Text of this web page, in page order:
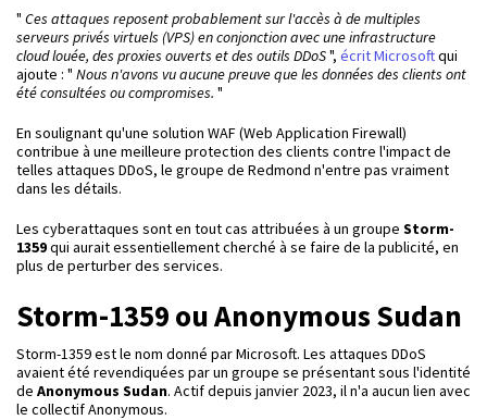
" Ces attaques reposent probablement sur l'accès à de multiples
serveurs privés virtuels (VPS) en conjonction avec une infrastructure
cloud louée, des proxies ouverts et des outils DDoS", écrit Microsoftqui
ajoute : " Nous n'avons vu aucune preuve que les données des clients ont
été consultées ou compromises. "
En soulignant qu'une solution WAF (Web Application Firewall)
contribue à une meilleure protection des clients contre l'impact de
telles attaques DDoS, le groupe de Redmond n'entre pas vraiment
dans les détails.
Les cyberattaques sont en tout cas attribuées à un groupe Storm-
1359qui aurait essentiellement cherché à se faire de la publicité, en
plus de perturber des services.
Storm-1359 ou Anonymous Sudan
Storm-1359 est le nom donné par Microsoft. Les attaques DDoS
avaient été revendiquées par un groupe se présentant sous l'identité
de Anonymous Sudan. Actif depuis janvier 2023, il n'a aucun lien avec
le collectif Anonymous.